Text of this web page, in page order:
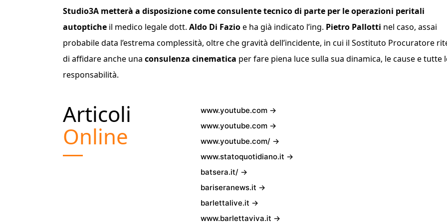
Studio3A metterà a disposizione come consulente tecnico di parte per le operazioni peritali
autoptiche il medico legale dott. Aldo Di Fazioe ha già indicato l’ing. Pietro Pallotti nel caso, assai
probabile data l’estrema complessità, oltre che gravità dell’incidente, in cui il Sostituto Procuratore
di affidare anche una consulenza cinematica per fare piena luce sulla sua dinamica, le cause e tutte
responsabilità.
Articoli
Online
www.youtube.com →
www.youtube.com →
www.youtube.com/ →
www.statoquotidiano.it →
batsera.it/ →
bariseranews.it →
barlettalive.it →
www.barlettaviva.it →